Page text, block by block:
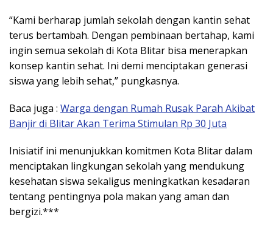
“Kami berharap jumlah sekolah dengan kantin sehat
terus bertambah. Dengan pembinaan bertahap, kami
ingin semua sekolah di Kota Blitar bisa menerapkan
konsep kantin sehat. Ini demi menciptakan generasi
siswa yang lebih sehat,” pungkasnya.
Baca juga : Warga dengan Rumah Rusak Parah Akibat
Banjir di Blitar Akan Terima Stimulan Rp 30 Juta
Inisiatif ini menunjukkan komitmen Kota Blitar dalam
menciptakan lingkungan sekolah yang mendukung
kesehatan siswa sekaligus meningkatkan kesadaran
tentang pentingnya pola makan yang aman dan
bergizi.***